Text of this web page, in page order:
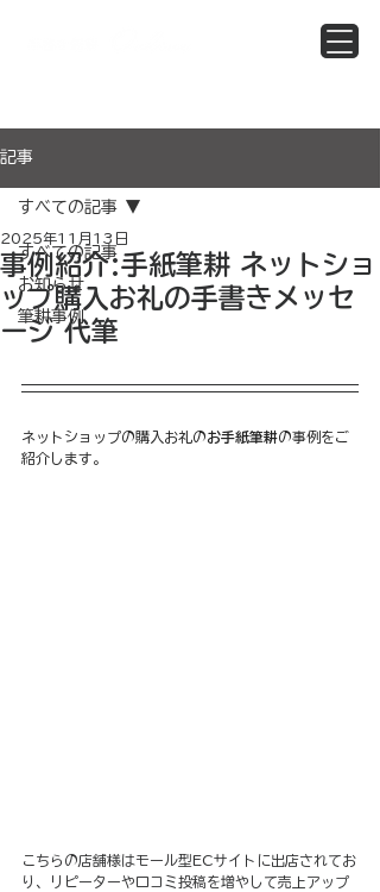
記事
すべての記事
お知らせ
筆耕事例
すべての記事
事例紹介:手紙筆耕 ネットショ
ップ購入お礼の手書きメッセ
ージ 代筆
2025年11月13日
ネットショップの購入お礼のお手紙筆耕の事例をご
紹介します。
こちらの店舗様はモール型ECサイトに出店されてお
り、リピーターや口コミ投稿を増やして売上アップ